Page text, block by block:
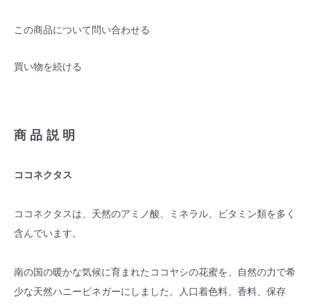
この商品について問い合わせる
買い物を続ける
商品説明
ココネクタス
ココネクタスは、天然のアミノ酸、ミネラル、ビタミン類を多く
含んでいます。
南の国の暖かな気候に育まれたココヤシの花蜜を、自然の力で希
少な天然ハニービネガーにしました。人口着色料、香料、保存